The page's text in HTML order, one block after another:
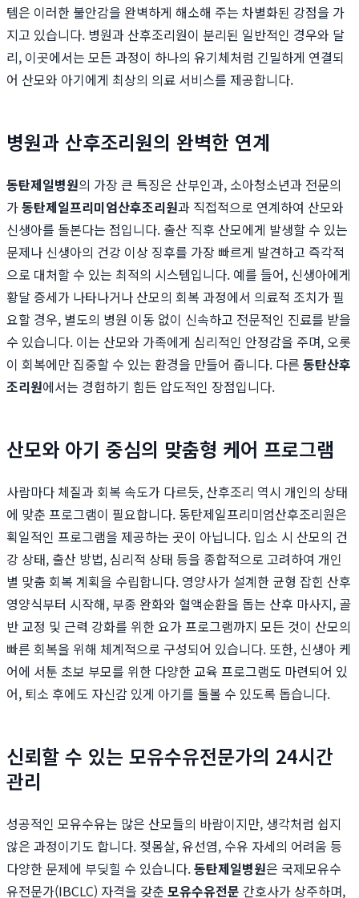
템은 이러한 불안감을 완벽하게 해소해 주는 차별화된 강점을 가
지고 있습니다. 병원과 산후조리원이 분리된 일반적인 경우와 달
리, 이곳에서는 모든 과정이 하나의 유기체처럼 긴밀하게 연결되
어 산모와 아기에게 최상의 의료 서비스를 제공합니다.
병원과 산후조리원의 완벽한 연계
동탄제일병원의 가장 큰 특징은 산부인과, 소아청소년과 전문의
가동탄제일프리미엄산후조리원과 직접적으로 연계하여 산모와
신생아를 돌본다는 점입니다. 출산 직후 산모에게 발생할 수 있는
문제나 신생아의 건강 이상 징후를 가장 빠르게 발견하고 즉각적
으로 대처할 수 있는 최적의 시스템입니다. 예를 들어, 신생아에게
황달 증세가 나타나거나 산모의 회복 과정에서 의료적 조치가 필
요할 경우, 별도의 병원 이동 없이 신속하고 전문적인 진료를 받을
수 있습니다. 이는 산모와 가족에게 심리적인 안정감을 주며, 오롯
이 회복에만 집중할 수 있는 환경을 만들어 줍니다. 다른 동탄산후
조리원에서는 경험하기 힘든 압도적인 장점입니다.
산모와 아기 중심의 맞춤형 케어 프로그램
사람마다 체질과 회복 속도가 다르듯, 산후조리 역시 개인의 상태
에 맞춘 프로그램이 필요합니다. 동탄제일프리미엄산후조리원은
획일적인 프로그램을 제공하는 곳이 아닙니다. 입소 시 산모의 건
강 상태, 출산 방법, 심리적 상태 등을 종합적으로 고려하여 개인
별 맞춤 회복 계획을 수립합니다. 영양사가 설계한 균형 잡힌 산후
영양식부터 시작해, 부종 완화와 혈액순환을 돕는 산후 마사지, 골
반 교정 및 근력 강화를 위한 요가 프로그램까지 모든 것이 산모의
빠른 회복을 위해 체계적으로 구성되어 있습니다. 또한, 신생아 케
어에 서툰 초보 부모를 위한 다양한 교육 프로그램도 마련되어 있
어, 퇴소 후에도 자신감 있게 아기를 돌볼 수 있도록 돕습니다.
신뢰할 수 있는 모유수유전문가의 24시간
관리
성공적인 모유수유는 많은 산모들의 바람이지만, 생각처럼 쉽지
않은 과정이기도 합니다. 젖몸살, 유선염, 수유 자세의 어려움 등
다양한 문제에 부딪힐 수 있습니다.동탄제일병원은 국제모유수
유전문가(IBCLC) 자격을 갖춘 모유수유전문 간호사가 상주하며,